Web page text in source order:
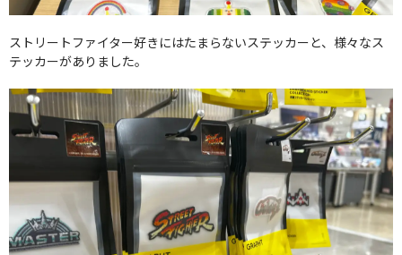
ストリートファイター好きにはたまらないステッカーと、様々なス
テッカーがありました。